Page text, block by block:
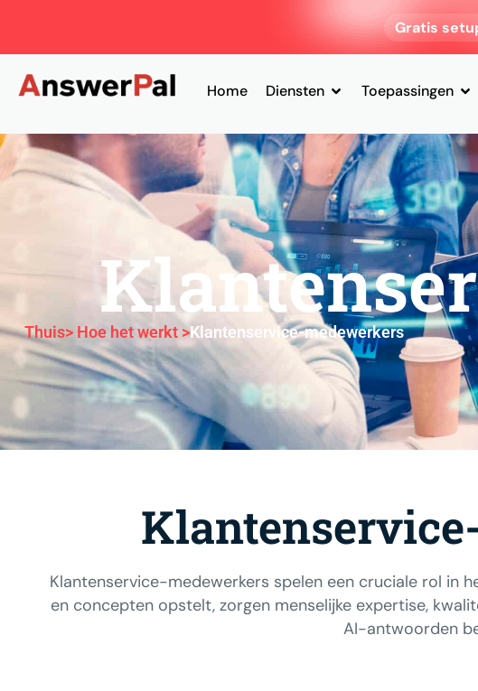
Gratis
Home Diensten Toepassingen
Thuis> Hoe het werkt >Klantenservice-medewerkers
Klantenservice-medewerkers spelen een cruciale rol in
en concepten opstelt, zorgen menselijke expertise,
AI-antwoorden